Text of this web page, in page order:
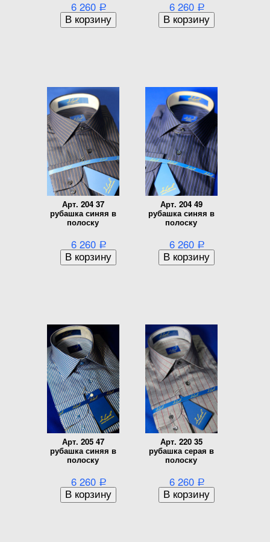
6 260 Р 6 260 Р
Арт. 204 37
рубашка синяя в
полоску
6 260 Р
Арт. 204 49
рубашка синяя в
полоску
6 260 Р
Арт. 205 47
рубашка синяя в
полоску
6 260 Р
Арт. 220 35
рубашка серая в
полоску
6 260 Р